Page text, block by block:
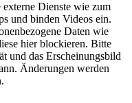
Dienste wie zum
und binden Videos ein.
Daten wie
hier blockieren. Bitte
und das Erscheinungsbild
Änderungen werden